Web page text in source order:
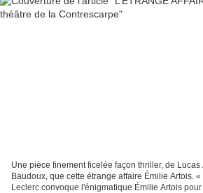
Une pièce finement ficelée façon thriller, de Lucas
Baudoux, que cette étrange affaire Émilie Artois.
Leclerc convoque l'énigmatique Émilie Artois